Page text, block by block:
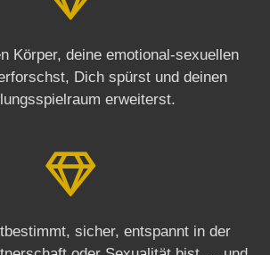
Körper, deine emotional-sexuellen
Dich spürst und deinen
erweiterst.
sicher, entspannt in der